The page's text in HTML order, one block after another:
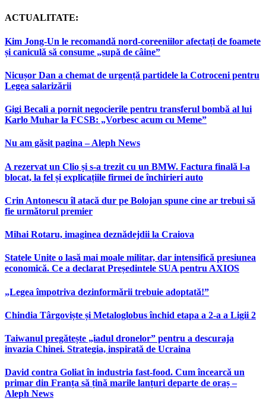
ACTUALITATE:
Kim Jong-Un le recomandă nord-coreeniilor afectați de foamete
și caniculă să consume „supă de câine”
Nicușor Dan a chemat de urgență partidele la Cotroceni pentru
Legea salarizării
Gigi Becali a pornit negocierile pentru transferul bombă al lui
Karlo Muhar la FCSB: „Vorbesc acum cu Meme”
Nu am găsit pagina – Aleph News
A rezervat un Clio și s-a trezit cu un BMW. Factura finală l-a
blocat, la fel și explicațiile firmei de închirieri auto
Crin Antonescu îl atacă dur pe Bolojan spune cine ar trebui să
fie următorul premier
Mihai Rotaru, imaginea deznădejdii la Craiova
Statele Unite o lasă mai moale militar, dar intensifică presiunea
economică. Ce a declarat Președintele SUA pentru AXIOS
„Legea împotriva dezinformării trebuie adoptată!”
Chindia Târgoviște și Metaloglobus închid etapa a 2-a a Ligii 2
Taiwanul pregătește „iadul dronelor” pentru a descuraja
invazia Chinei. Strategia, inspirată de Ucraina
David contra Goliat în industria fast-food. Cum încearcă un
primar din Franța să țină marile lanțuri departe de oraș –
Aleph News